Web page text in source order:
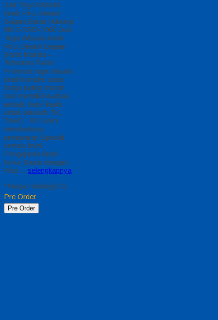
Jual Toga Wisuda
Anak Piru, Seram
Bagian Barat Hubungi
0812-2282-1060 Jual
Toga Wisuda Anak
Piru, Seram Bagian
Barat Maluku –
Temukan Paket
Promosi toga wisuda
anak komplet pada
harga paling murah
dan memiliki kualitas
terbaik, kami kasih
untuk sekolah TK,
PAUD , SD Kami
memberinya
penawaran Special
semua level
Pengajaran Anak
Umur Dasar dengan
Fitur… selengkapnya
*Harga Hubungi CS
Pre Order
Pre Order